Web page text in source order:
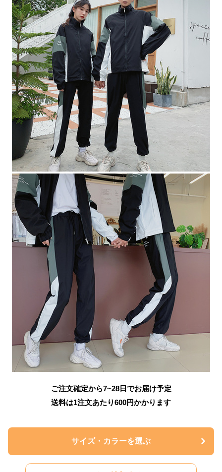
ご注文確定から7~28日でお届け予定
送料は1注文あたり600円かかります
サイズ・カラーを選ぶ